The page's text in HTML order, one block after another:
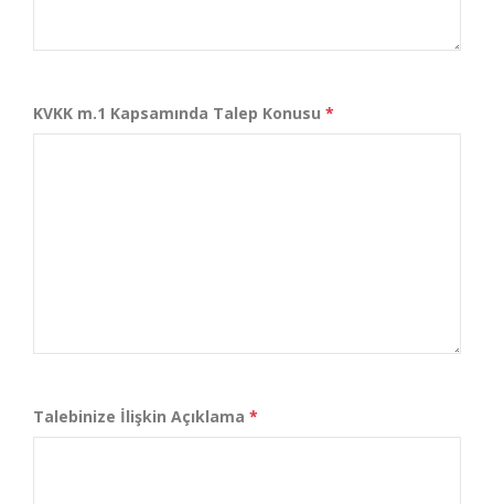
KVKK m.1 Kapsamında Talep Konusu *
Talebinize İlişkin Açıklama *